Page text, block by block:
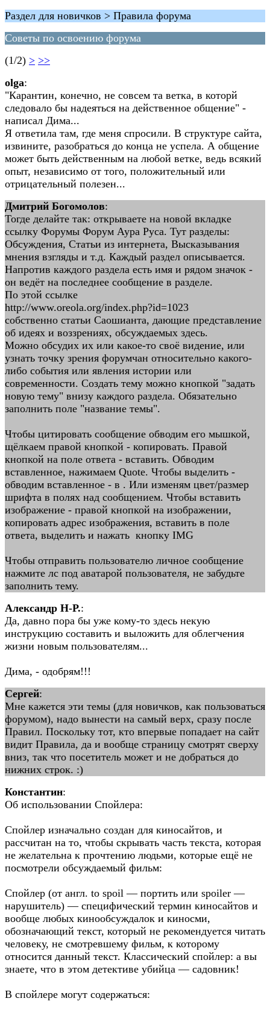
Раздел для новичков > Правила форума
Советы по освоению форума
(1/2) > >>
olga:
"Карантин, конечно, не совсем та ветка, в которй
следовало бы надеяться на действенное общение" -
написал Дима...
Я ответила там, где меня спросили. В структуре сайта,
извините, разобраться до конца не успела. А общение
может быть действенным на любой ветке, ведь всякий
опыт, независимо от того, положительный или
отрицательный полезен...
Дмитрий Богомолов:
Тогде делайте так: открываете на новой вкладке
ссылку Форумы Форум Аура Руса. Тут разделы:
Обсуждения, Статьи из интернета, Высказывания
мнения взгляды и т.д. Каждый раздел описывается.
Напротив каждого раздела есть имя и рядом значок -
он ведёт на последнее сообщение в разделе.
По этой ссылке
http://www.oreola.org/index.php?id=1023
собственно статьи Саошианта, дающие представление
об идеях и воззрениях, обсуждаемых здесь.
Можно обсудих их или какое-то своё видение, или
узнать точку зрения форумчан относительно какого-
либо события или явления истории или
современности. Создать тему можно кнопкой "задать
новую тему" внизу каждого раздела. Обязательно
заполнить поле "название темы".
Чтобы цитировать сообщение обводим его мышкой,
щёлкаем правой кнопкой - копировать. Правой
кнопкой на поле ответа - вставить. Обводим
вставленное, нажимаем Quote. Чтобы выделить -
обводим вставленное - в . Или изменям цвет/размер
шрифта в полях над сообщением. Чтобы вставить
изображение - правой кнопкой на изображении,
копировать адрес изображения, вставить в поле
ответа, выделить и нажать кнопку IMG
Чтобы отправить пользователю личное сообщение
нажмите лс под аватарой пользователя, не забудьте
заполнить тему.
Александр Н-Р.:
Да, давно пора бы уже кому-то здесь некую
инструкцию составить и выложить для облегчения
жизни новым пользователям...
Дима, - одобрям!!!
Сергей:
Мне кажется эти темы (для новичков, как пользоваться
форумом), надо вынести на самый верх, сразу после
Правил. Поскольку тот, кто впервые попадает на сайт
видит Правила, да и вообще страницу смотрят сверху
вниз, так что посетитель может и не добраться до
нижних строк. :)
Константин:
Об использовании Спойлера:
Спойлер изначально создан для киносайтов, и
рассчитан на то, чтобы скрывать часть текста, которая
не желательна к прочтению людьми, которые ещё не
посмотрели обсуждаемый фильм:
Спойлер (от англ. to spoil — портить или spoiler —
нарушитель) — специфический термин киносайтов и
вообще любых кинообсуждалок и киносми,
обозначающий текст, который не рекомендуется читать
человеку, не смотревшему фильм, к которому
относится данный текст. Классический спойлер: а вы
знаете, что в этом детективе убийца — садовник!
В спойлере могут содержаться: